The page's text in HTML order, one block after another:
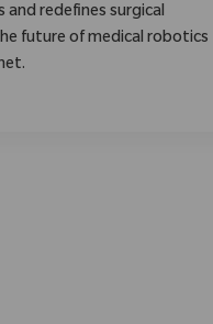
redefines surgical
future of medical robotics